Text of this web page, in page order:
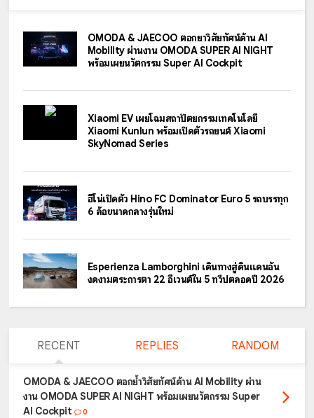
OMODA & JAECOO ตอกย้ำวิสัยทัศน์ด้าน AI
Mobility ผ่านงาน OMODA SUPER AI NIGHT
พร้อมเผยนวัตกรรม Super AI Cockpit
Xiaomi EV เผยโฉมสถาปัตยกรรมเทคโนโลยี
Xiaomi Kunlun พร้อมเปิดตัวรถยนต์ Xiaomi
SkyNomad Series
ฮีโน่เปิดตัว Hino FC Dominator Euro 5 รถบรรทุก
6 ล้อขนาดกลางรุ่นใหม่
Esperienza Lamborghini เดินทางสู่ดินแดนอัน
งดงามตระการตา 22 อีเวนต์ใน 5 ทวีปตลอดปี 2026
RECENT REPLIES RANDOM
OMODA & JAECOO ตอกย้ำวิสัยทัศน์ด้าน AI Mobility ผ่าน
งาน OMODA SUPER AI NIGHT พร้อมเผยนวัตกรรม Super
AI Cockpit
0